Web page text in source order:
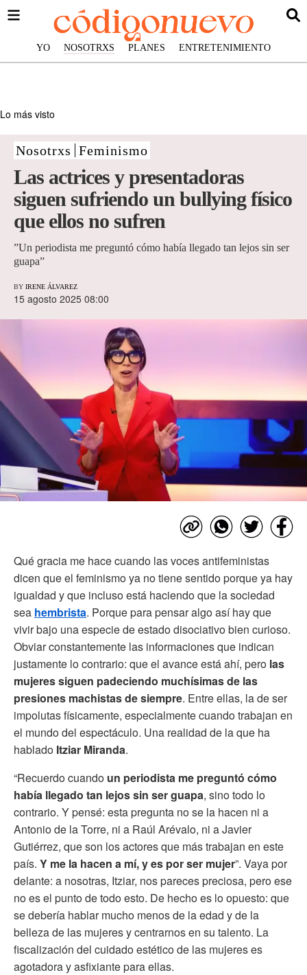
YO NOSOTRXS PLANES ENTRETENIMIENTO
Lo más visto
Nosotrxs Feminismo
Las actrices y presentadoras
siguen sufriendo un bullying físico
que ellos no sufren
”Un periodista me preguntó cómo había llegado tan lejos sin ser
guapa”
BY IRENE ÁLVAREZ
15 agosto 2025 08:00
Qué gracia me hace cuando las voces antifeministas
dicen que el feminismo ya no tiene sentido porque ya hay
igualdad y que incluso está haciendo que la sociedad
sea hembrista. Porque para pensar algo así hay que
vivir bajo una especie de estado disociativo bien curioso.
Obviar constantemente las informaciones que indican
justamente lo contrario: que el avance está ahí, pero las
mujeres siguen padeciendo muchísimas de las
presiones machistas de siempre. Entre ellas, la de ser
impolutas físicamente, especialmente cuando trabajan en
el mundo del espectáculo. Una realidad de la que ha
hablado Itziar Miranda.
“Recuerdo cuando un periodista me preguntó cómo
había llegado tan lejos sin ser guapa, sino todo lo
contrario. Y pensé: esta pregunta no se la hacen ni a
Antonio de la Torre, ni a Raúl Arévalo, ni a Javier
Gutiérrez, que son los actores que más trabajan en este
país. Y me la hacen a mí, y es por ser mujer”. Vaya por
delante: a nosotras, Itziar, nos pareces preciosa, pero ese
no es el punto de todo esto. De hecho es lo opuesto: que
se debería hablar mucho menos de la edad y de la
belleza de las mujeres y centrarnos en su talento. La
fiscalización del cuidado estético de las mujeres es
agotadora y asfixiante para ellas.